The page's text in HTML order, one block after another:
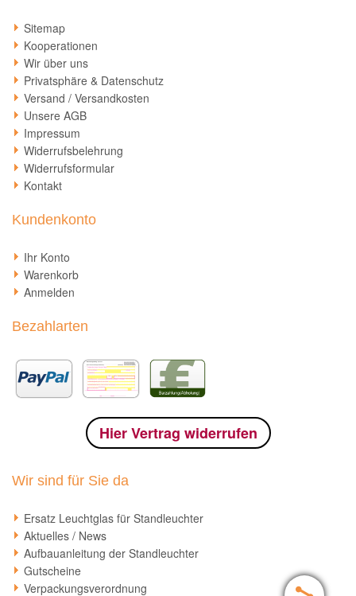
Sitemap
Kooperationen
Wir über uns
Privatsphäre & Datenschutz
Versand / Versandkosten
Unsere AGB
Impressum
Widerrufsbelehrung
Widerrufsformular
Kontakt
Kundenkonto
Ihr Konto
Warenkorb
Anmelden
Bezahlarten
Hier Vertrag widerrufen
Wir sind für Sie da
Ersatz Leuchtglas für Standleuchter
Aktuelles / News
Aufbauanleitung der Standleuchter
Gutscheine
Verpackungsverordnung